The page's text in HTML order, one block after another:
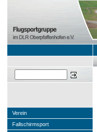
Verein
Fallschirmsport